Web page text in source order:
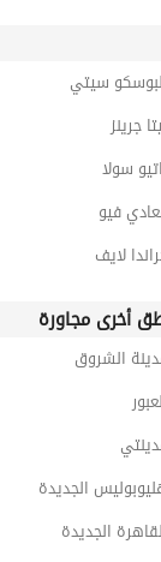
سيتي
جرينز
سولا
فيو
لايف
أخرى مجاورة
الشروق
الجديدة
الجديدة